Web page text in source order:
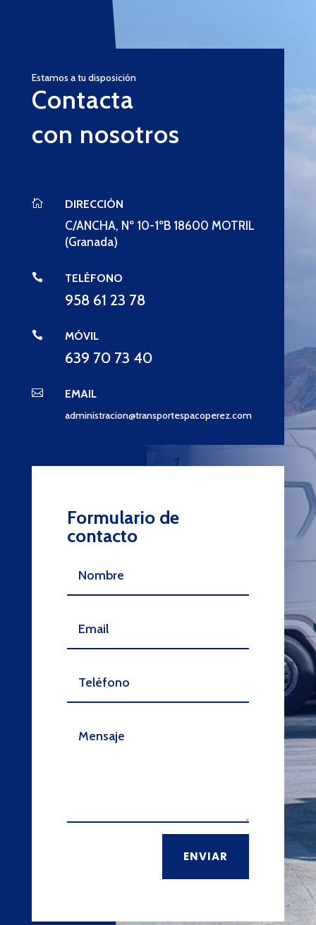
Estamos a tu disposición
Contacta
con nosotros
 DIRECCIÓN
C/ANCHA, Nº 10-1ºB 18600 MOTRIL
(Granada)
 TELÉFONO
958 61 23 78
 MÓVIL
639 70 73 40
 EMAIL
administracion@transportespacoperez.com
Formulario de
contacto
ENVIAR